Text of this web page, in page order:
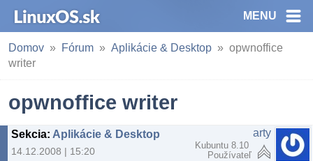
MENU
Domov Fórum Aplikácie & Desktop
opwnoffice
writer
opwnoffice writer
Sekcia: Aplikácie & Desktop
14.12.2008 | 15:20
arty
Kubuntu 8.10
Používateľ